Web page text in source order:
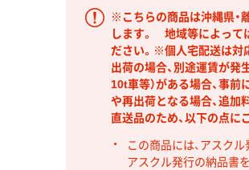
※こちらの商品は沖縄県・
します。 地域等によって
ださい。※個人宅配送は対
出荷の場合、別途運賃が発
10t車等）がある場合、事
や再出荷となる場合、追加
直送品のため、以下の点に
この商品には、アスク
アスクル発行の納品書